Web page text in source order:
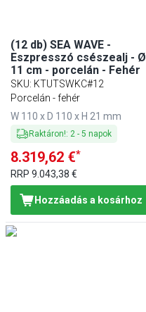
(12 db) SEA WAVE -
Eszpresszó csészealj - Ø
11 cm - porcelán - Fehér
SKU: KTUTSWKC#12
Porcelán - fehér
W 110 x D 110 x H 21 mm
Raktáron!: 2- 5 napok
8.319,62 €*
RRP 9.043,38 €
Hozzáadás a kosárhoz